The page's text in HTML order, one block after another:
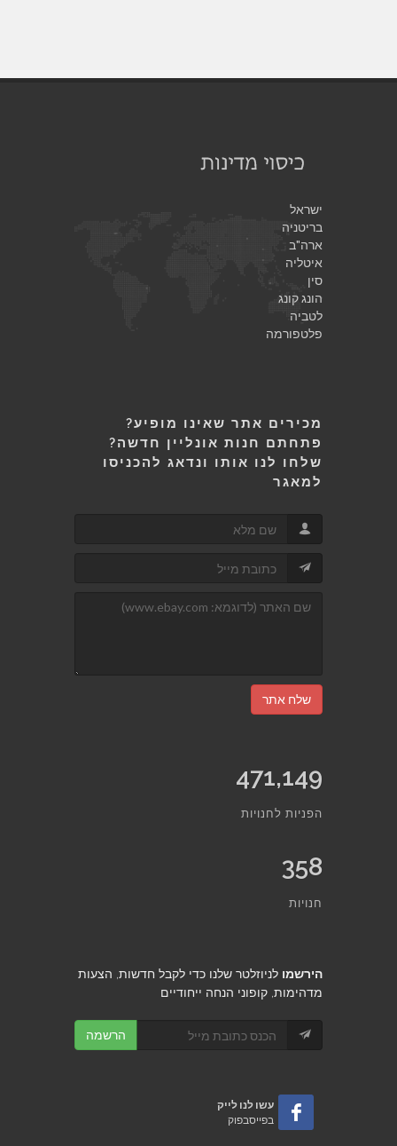
ישראל
בריטניה
ארה"ב
איטליה
סין
הונג קונג
לטביה
פלטפורמה
מכירים אתר שאינו מופיע?
פתחתם חנות אונליין חדשה?
שלחו לנו אותו ונדאג להכניסו
למאגר
שלח אתר
471,149
הפניות לחנויות
358
חנויות
הירשמו לניוזלטר שלנו כדי לקבל חדשות, הצעות
מדהימות, קופוני הנחה ייחודיים
הרשמה
עשו לנו לייק
בפייסבפוק